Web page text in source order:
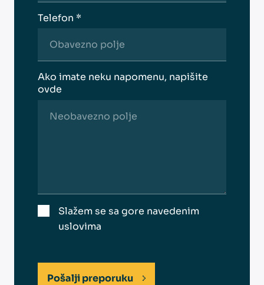
Telefon *
Ako imate neku napomenu, napišite
ovde
Slažem se sa gore navedenim
uslovima
Pošalji preporuku